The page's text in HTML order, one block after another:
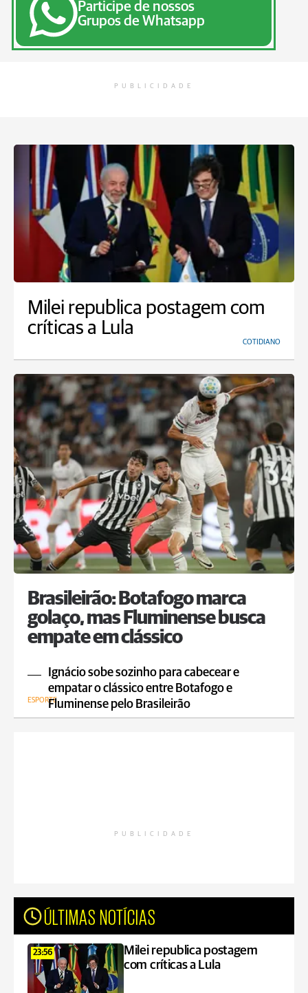
Participe de nossos
Grupos de Whatsapp
PUBLICIDADE
Milei republica postagem com
críticas a Lula
COTIDIANO
Brasileirão: Botafogo marca
golaço, mas Fluminense busca
empate em clássico
Ignácio sobe sozinho para cabecear e
empatar o clássico entre Botafogo e
Fluminense pelo Brasileirão
ESPORTE
PUBLICIDADE
ÚLTIMAS NOTÍCIAS
23:56
Milei republica postagem
com críticas a Lula